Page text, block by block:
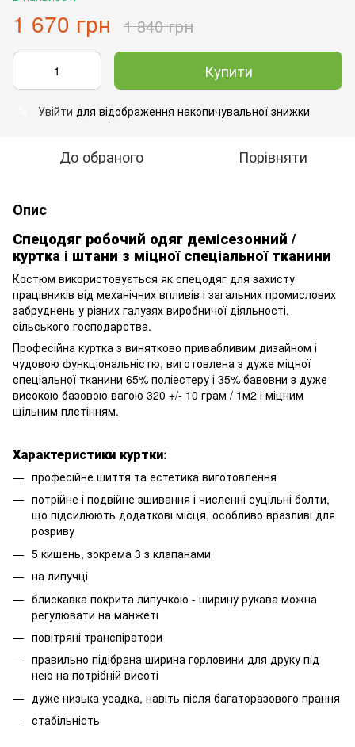
1 670 грн 1 840 грн
Купити
Увійти для відображення накопичувальної знижки
До обраного Порівняти
Опис
Спецодяг робочий одяг демісезонний /
куртка і штани з міцної спеціальної тканини
Костюм використовується як спецодяг для захисту
працівників від механічних впливів і загальних промислових
забруднень у різних галузях виробничої діяльності,
сільського господарства.
Професійна куртка з винятково привабливим дизайном і
чудовою функціональністю, виготовлена з дуже міцної
спеціальної тканини 65% поліестеру і 35% бавовни з дуже
високою базовою вагою 320 +/- 10 грам / 1м2 і міцним
щільним плетінням.
Характеристики куртки:
професійне шиття та естетика виготовлення
потрійне і подвійне зшивання і численні суцільні болти,
що підсилюють додаткові місця, особливо вразливі для
розриву
5 кишень, зокрема 3 з клапанами
на липучці
блискавка покрита липучкою - ширину рукава можна
регулювати на манжеті
повітряні транспіратори
правильно підібрана ширина горловини для друку під
нею на потрібній висоті
дуже низька усадка, навіть після багаторазового прання
стабільність